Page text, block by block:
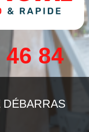
46 84
DÉBARRAS